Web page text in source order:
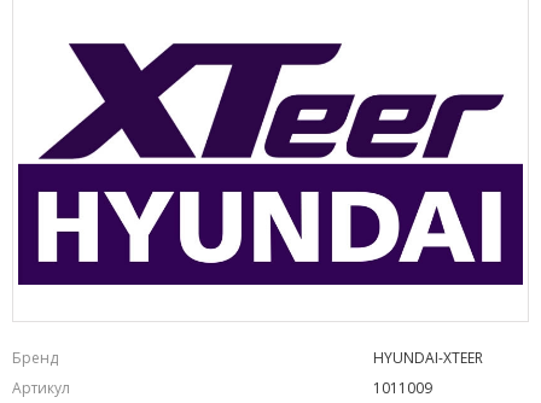
Бренд
HYUNDAI-XTEER
Артикул
1011009